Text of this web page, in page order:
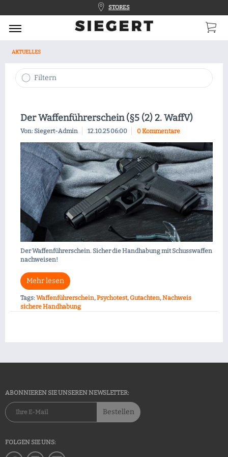
STORES
AKTUELLES
Filtern
Der Waffenführerschein (§5 (2) 2. WaffV)
Von: Siegert-Admin 12.10.25 06:00 0 Kommentare
Der Waffenführerschein. Sicher die Handhabung mit Schusswaffen
nachweisen!
Mehr lesen
Tags:Waffenführerschein,Psychotest,Gutachten,Nachweis
sichere Handhabung
ABONNIEREN SIE UNSEREN NEWSLETTER:
Bestellen
FOLGEN SIE UNS: